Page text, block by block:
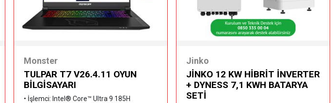
Monster
TULPAR T7 V26.4.11 OYUN
BİLGİSAYARI
• İşlemci: Intel® Core™ Ultra 9 185H
Jinko
JİNKO 12 KW HİBRİT İNVERTER
+ DYNESS 7,1 KWH BATARYA
SETİ